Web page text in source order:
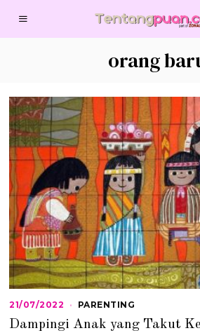
orang
21/07/2022
/
PARENTING
Dampingi Anak yang Takut